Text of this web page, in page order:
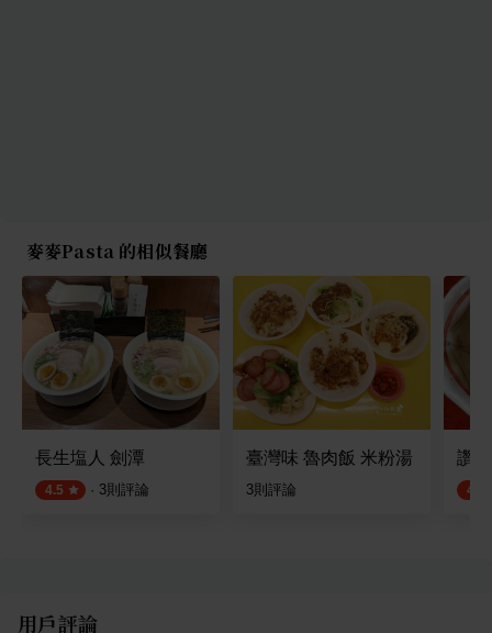
麥麥Pasta 的相似餐廳
長生塩人 劍潭
4.5 · 3則評論
臺灣味 魯肉飯 米粉湯
3則評論
讚
4.7
用戶評論